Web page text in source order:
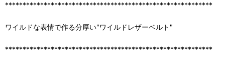
***********************************************************
ワイルドな表情で作る分厚い"ワイルドレザーベルト"
***********************************************************